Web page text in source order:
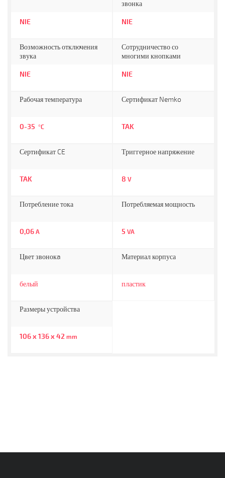
NIE
звонка
NIE
Возможность отключения
звука
NIE
Сотрудничество со
многими кнопками
NIE
Рабочая температура
0-35 °C
Сертификат Nemko
TAK
Сертификат CE
TAK
Триггерное напряжение
8 V
Потребление тока
0,06 A
Потребляемая мощность
5 VA
Цвет звонокa
белый
Материал корпуса
пластик
Размеры устройства
106 x 136 x 42 mm